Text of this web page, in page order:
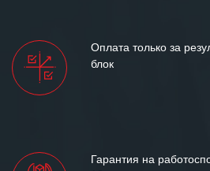
Оплата только за
блок
Гарантия на